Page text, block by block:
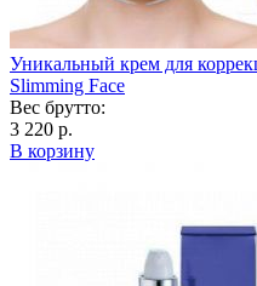
Уникальный крем для
Slimming Face
Вес брутто:
3 220 р.
В корзину